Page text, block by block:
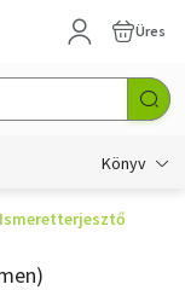
Üres
Könyv
Ismeretterjesztő